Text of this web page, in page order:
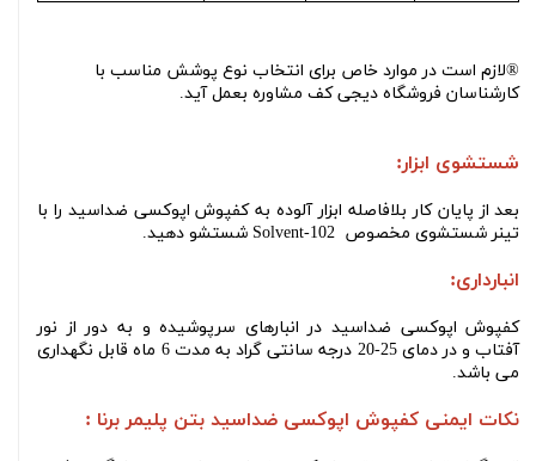
®لازم است در موارد خاص برای انتخاب نوع پوشش مناسب با
کارشناسان فروشگاه دیجی کف مشاوره بعمل آید.
شستشوی ابزار:
بعد از پایان کار بلافاصله ابزار آلوده به کفپوش اپوکسی ضداسید را با
تینر شستشوی مخصوص Solvent-102 شستشو دهید.
انبارداری:
کفپوش اپوکسی ضداسید در انبارهای سرپوشیده و به دور از نور
آفتاب و در دمای 25-20 درجه سانتی گراد به مدت 6 ماه قابل نگهداری
می باشد.
نکات ایمنی کفپوش اپوکسی ضداسید بتن پلیمر برنا :